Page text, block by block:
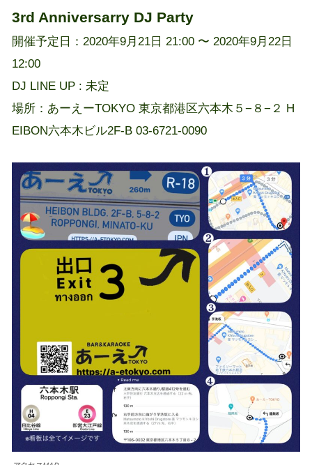
3rd Anniversarry DJ Party
開催予定日：2020年9月21日 21:00 〜 2020年9月22日
12:00
DJ LINE UP : 未定
場所：あーえーTOKYO 東京都港区六本木５−８−２ H
EIBON六本木ビル2F-B 03-6721-0090